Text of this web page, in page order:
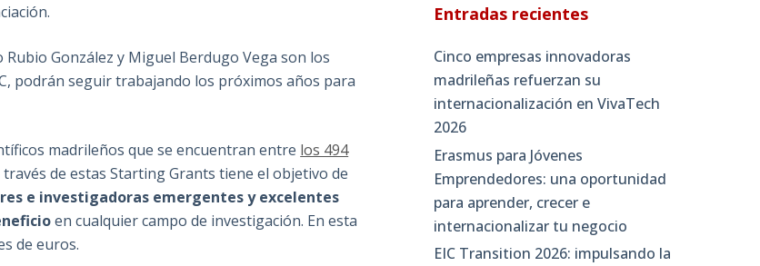
González y Miguel Berdugo Vega son los
podrán seguir trabajando los próximos años para
madrileños que se encuentran entre los 494
través de estas Starting Grants tiene el objetivo de
e investigadoras emergentes y excelentes
en cualquier campo de investigación. En esta
de euros.
Entradas recientes
Cinco empresas innovadoras
madrileñas refuerzan su
internacionalización en VivaTech
2026
Erasmus para Jóvenes
Emprendedores: una oportunidad
para aprender, crecer e
internacionalizar tu negocio
EIC Transition 2026: impulsando la